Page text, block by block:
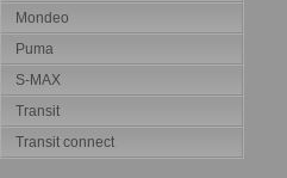
Mondeo
Puma
S-MAX
Transit
Transit connect